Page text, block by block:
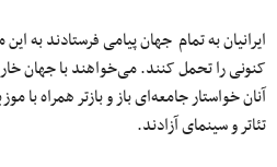
ایرانیان به تمام جهان پیامی فرستادند به
کنونی را تحمل کنند. می‌خواهند با جهان
آنان خواستار جامعه‌ای باز و بازتر همراه با
تئاتر و سینمای آزادند.